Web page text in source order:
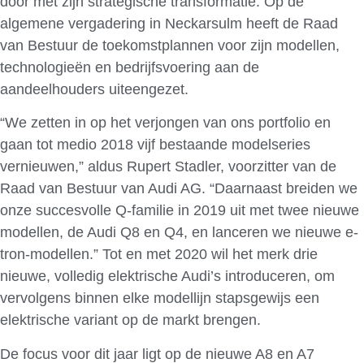
algemene vergadering in Neckarsulm heeft de Raad
van Bestuur de toekomstplannen voor zijn modellen,
technologieën en bedrijfsvoering aan de
aandeelhouders uiteengezet.
“We zetten in op het verjongen van ons portfolio en
gaan tot medio 2018 vijf bestaande modelseries
vernieuwen,” aldus Rupert Stadler, voorzitter van de
Raad van Bestuur van Audi AG. “Daarnaast breiden we
onze succesvolle Q-familie in 2019 uit met twee nieuwe
modellen, de Audi Q8 en Q4, en lanceren we nieuwe e-
tron-modellen.” Tot en met 2020 wil het merk drie
nieuwe, volledig elektrische Audi’s introduceren, om
vervolgens binnen elke modellijn stapsgewijs een
elektrische variant op de markt brengen.
De focus voor dit jaar ligt op de nieuwe A8 en A7